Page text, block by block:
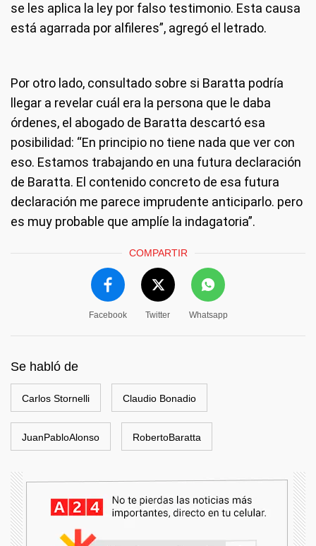
se les aplica la ley por falso testimonio. Esta causa
está agarrada por alfileres”, agregó el letrado.
Por otro lado, consultado sobre si Baratta podría
llegar a revelar cuál era la persona que le daba
órdenes, el abogado de Baratta descartó esa
posibilidad: “En principio no tiene nada que ver con
eso. Estamos trabajando en una futura declaración
de Baratta. El contenido concreto de esa futura
declaración me parece imprudente anticiparlo. pero
es muy probable que amplíe la indagatoria”.
COMPARTIR
Facebook Twitter Whatsapp
Se habló de
Carlos Stornelli Claudio Bonadio
JuanPabloAlonso RobertoBaratta